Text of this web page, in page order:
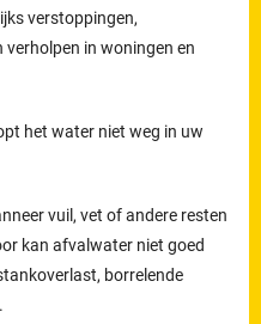
verstoppingen,
in woningen en
het water niet weg in uw
vuil, vet of andere resten
kan afvalwater niet goed
borrelende